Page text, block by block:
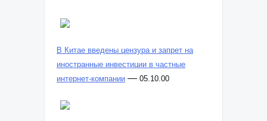
В Китае введены цензура и запрет на
иностранные инвестиции в частные
интернет-компании — 05.10.00